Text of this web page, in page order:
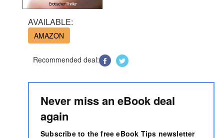
AVAILABLE:
AMAZON
Recommended deal:
Never miss an eBook deal
again
Subscribe to the free eBook Tips newsletter